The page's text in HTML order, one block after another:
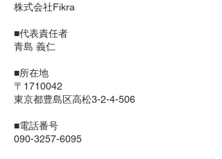
株式会社Fikra
■代表責任者
青島 義仁
■所在地
〒1710042
東京都豊島区高松3-2-4-506
■電話番号
090-3257-6095